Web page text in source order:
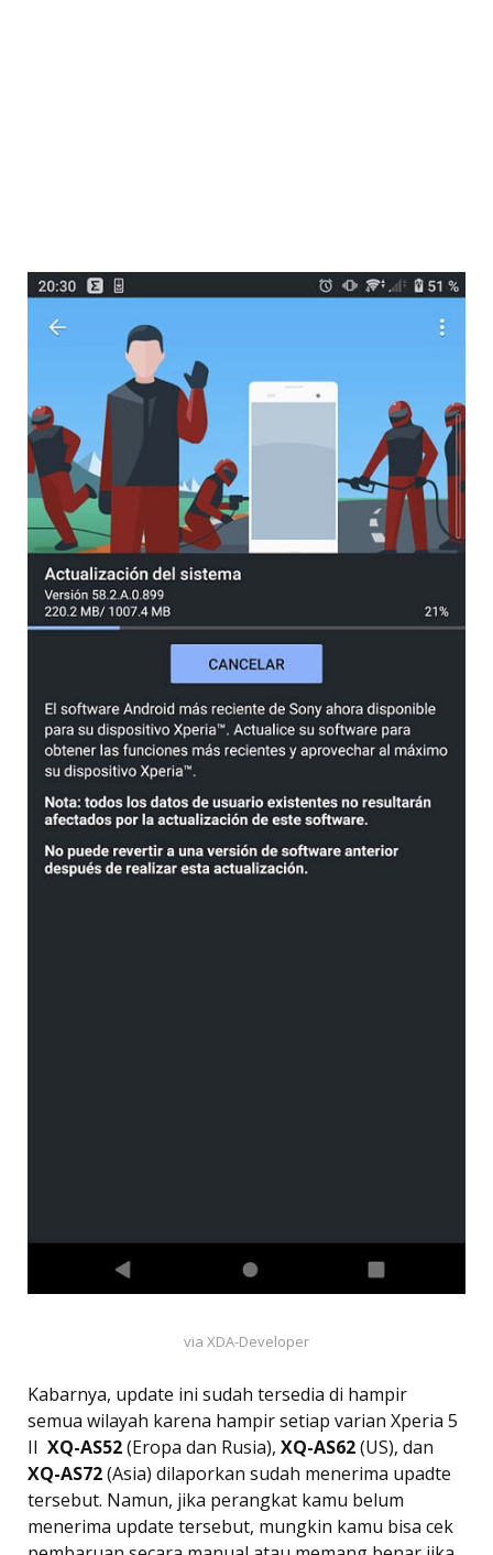
via XDA-Developer
Kabarnya, update ini sudah tersedia di hampir
semua wilayah karena hampir setiap varian Xperia 5
II  XQ-AS52(Eropa dan Rusia), XQ-AS62(US), dan
XQ-AS72(Asia) dilaporkan sudah menerima upadte
tersebut. Namun, jika perangkat kamu belum
menerima update tersebut, mungkin kamu bisa cek